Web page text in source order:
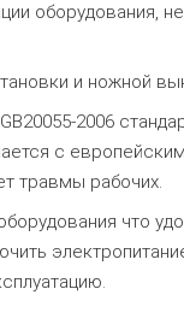
оборудования,
и ножной
2006
с
травмы рабочих.
что